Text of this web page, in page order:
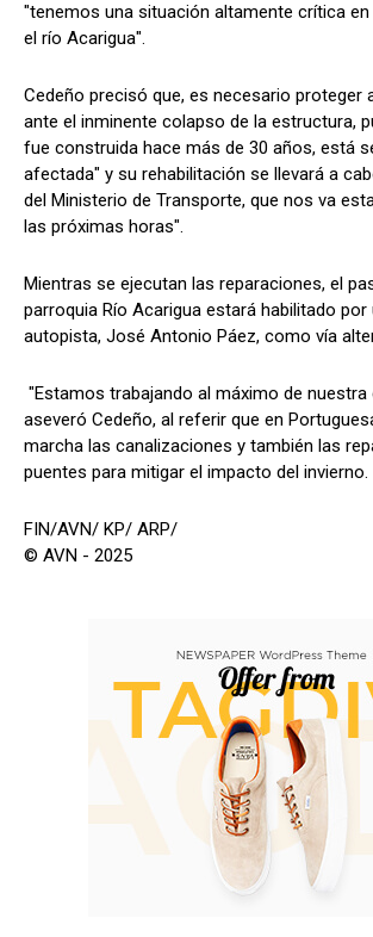
"tenemos una situación altamente crítica
el río Acarigua".
Cedeño precisó que, es necesario proteger
ante el inminente colapso de la estructura,
fue construida hace más de 30 años, está
afectada" y su rehabilitación se llevará a
del Ministerio de Transporte, que nos va
las próximas horas".
Mientras se ejecutan las reparaciones, el
parroquia Río Acarigua estará habilitado
autopista, José Antonio Páez, como vía
"Estamos trabajando al máximo de nuestra
aseveró Cedeño, al referir que en
marcha las canalizaciones y también las
puentes para mitigar el impacto del invierno.
FIN/AVN/ KP/ ARP/
© AVN - 2025